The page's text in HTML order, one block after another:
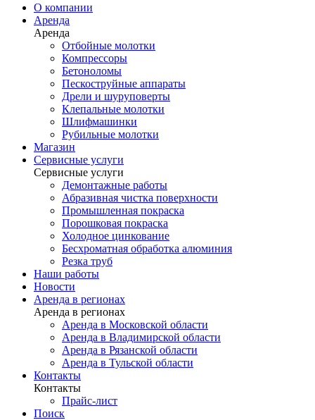
О компании
Аренда
Аренда
Отбойные молотки
Компрессоры
Бетоноломы
Пескоструйные аппараты
Дрели и шуруповерты
Клепальные молотки
Шлифмашинки
Рубильные молотки
Магазин
Сервисные услуги
Сервисные услуги
Демонтажные работы
Абразивная чистка поверхности
Промышленная покраска
Порошковая покраска
Холодное цинкование
Бесхроматная обработка алюминия
Резка труб
Наши работы
Новости
Аренда в регионах
Аренда в регионах
Аренда в Московской области
Аренда в Владимирской области
Аренда в Рязанской области
Аренда в Тульской области
Контакты
Контакты
Прайс-лист
Поиск